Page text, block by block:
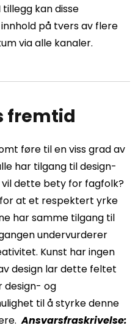
kan disse
på tvers av flere
via alle kanaler.
fremtid
føre til en viss grad av
har tilgang til design-
dette bety for fagfolk?
at et respektert yrke
har samme tilgang til
undervurderer
Kunst har ingen
design lar dette feltet
design- og
til å styrke denne
Ansvarsfraskrivelse: